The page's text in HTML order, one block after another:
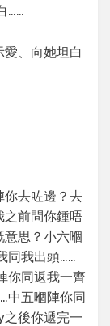
……
、向她坦白
你去咗邊？去
之前問你鍾唔
意思？小六嗰
同我出頭……
你同返我一齊
中五嗰陣你同
後你遞完一